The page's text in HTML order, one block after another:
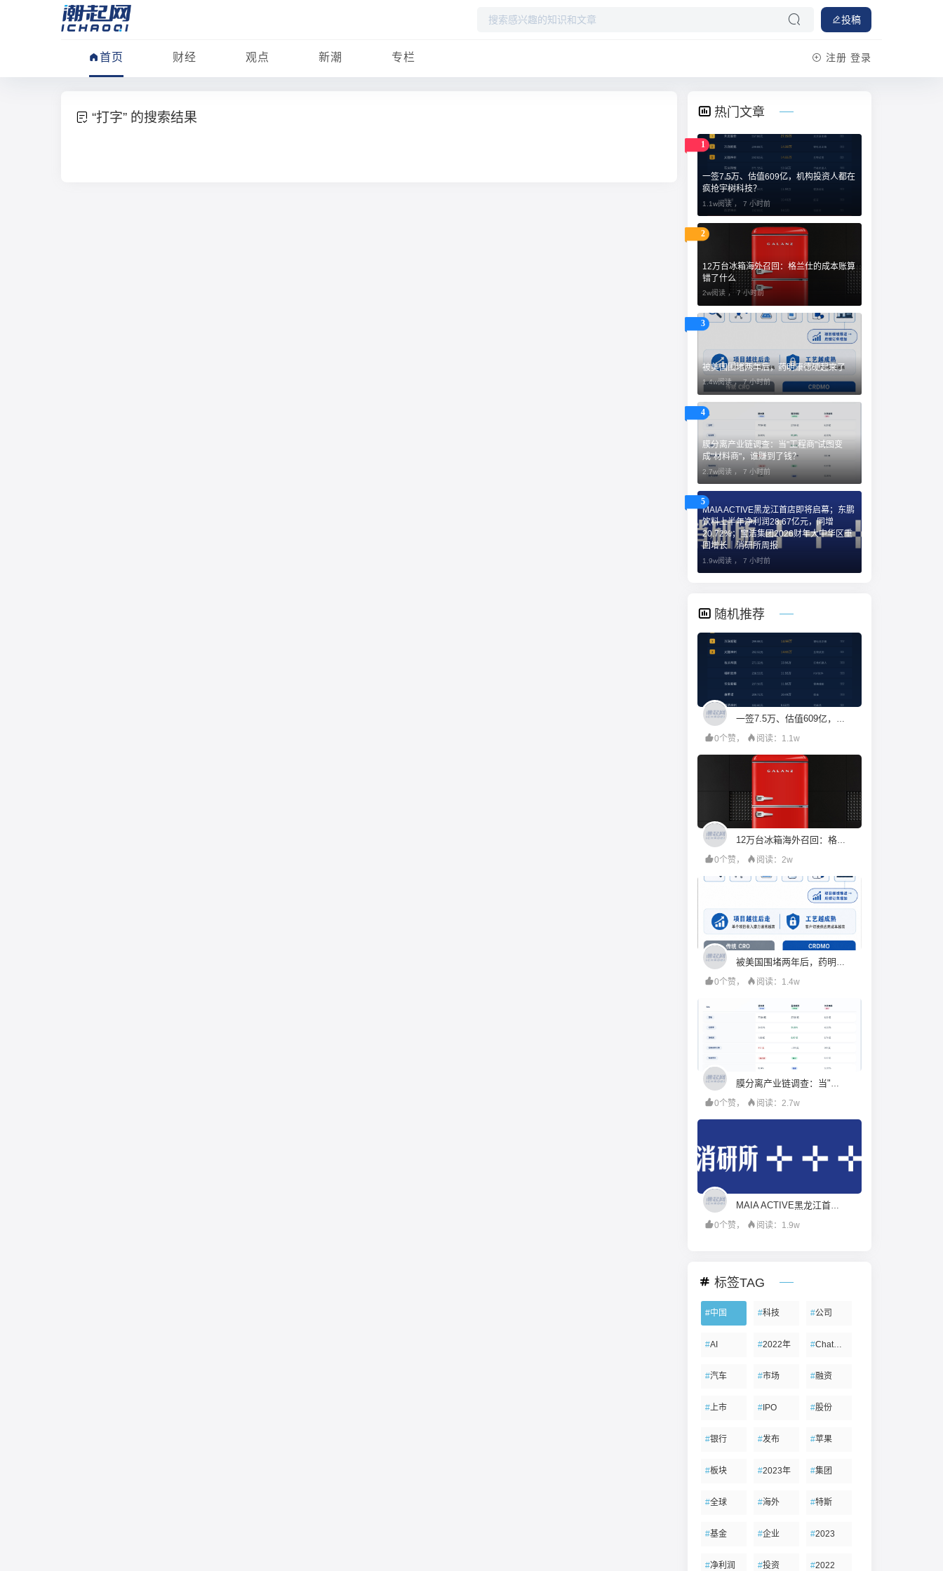
投稿
首页 财经 观点 新潮 专栏 注册 登录
“打字” 的搜索结果 热门文章
1
一签7.5万、估值609亿，机构投资人都在
疯抢宇树科技？
1.1w阅读 ， 7 小时前
2
12万台冰箱海外召回：格兰仕的成本账算
错了什么
2w阅读 ，7 小时前
3
被美国围堵两年后，药明康德硬起来了
1.4w阅读 ，7 小时前
4
膜分离产业链调查：当"工程商"试图变
成"材料商"，谁赚到了钱？
2.7w阅读 ， 7 小时前
5
MAIA ACTIVE黑龙江首店即将启幕；东鹏
饮料上半年净利润28.67亿元，同增
20.72%；宝洁集团2026财年大中华区重
回增长｜消研所周报
1.9w阅读 ， 7 小时前
随机推荐
0个赞，
阅读：1.1w
12万台冰箱海外召回：格兰仕的成本账算错了什么
0个赞，
阅读：2w
0个赞，
阅读：1.4w
膜分离产业链调查：当"工程商"试图变成"材料商"，谁赚到了钱？
0个赞，
阅读：2.7w
MAIA ACTIVE黑龙江首店即将启幕；东鹏饮料上半年净利润28.67亿元，同增20.72%；宝洁集团2026财年大中华区重回增长｜消研所周报
0个赞，
阅读：1.9w
标签TAG
#中国 #科技 #公司
#AI #2022年 #ChatGPT
#汽车 #市场 #融资
#上市 #IPO #股份
#银行 #发布 #苹果
#板块 #2023年 #集团
#全球 #海外 #特斯
#基金 #企业 #2023
#净利润 #投资 #2022